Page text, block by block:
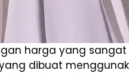
harga yang
dibuat